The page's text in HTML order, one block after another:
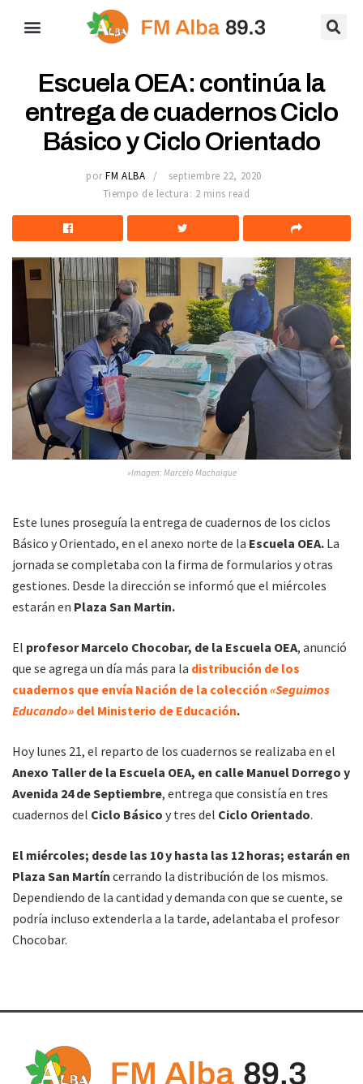
Escuela OEA: continúa la
entrega de cuadernos Ciclo
Básico y Ciclo Orientado
por FM ALBA
septiembre 22, 2020
Tiempo de lectura: 2 mins read
»Imagen: Marcelo Machaique
Este lunes proseguía la entrega de cuadernos de los ciclos
Básico y Orientado, en el anexo norte de la Escuela OEA. La
jornada se completaba con la firma de formularios y otras
gestiones. Desde la dirección se informó que el miércoles
estarán en Plaza San Martin.
El profesor Marcelo Chocobar, de la Escuela OEA, anunció
que se agrega un día más para la distribución de los
cuadernos que envía Nación de la colección «Seguimos
Educando» del Ministerio de Educación.
Hoy lunes 21, el reparto de los cuadernos se realizaba en el
Anexo Taller de la Escuela OEA, en calle Manuel Dorrego y
Avenida 24 de Septiembre, entrega que consistía en tres
cuadernos del Ciclo Básico y tres del Ciclo Orientado.
El miércoles; desde las 10 y hasta las 12 horas; estarán en
Plaza San Martín cerrando la distribución de los mismos.
Dependiendo de la cantidad y demanda con que se cuente, se
podría incluso extenderla a la tarde, adelantaba el profesor
Chocobar.